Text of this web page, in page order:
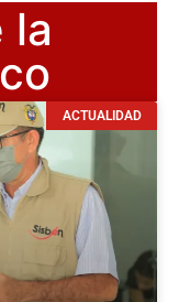
la
ACTUALIDAD